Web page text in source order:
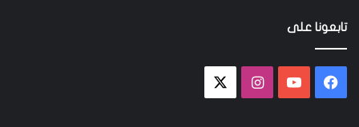
تابعونا على
فيسبوك يوتيوب انستقرام